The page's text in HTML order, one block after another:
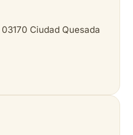
Ciudad Quesada